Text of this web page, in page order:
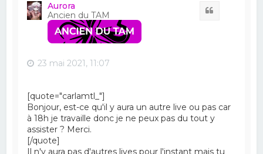
Aurora
Ancien du TAM
23 mai 2021, 11:07
[quote="carlamtl_"]
Bonjour, est-ce qu'il y aura un autre live ou pas car
à 18h je travaille donc je ne peux pas du tout y
assister ? Merci.
[/quote]
Il n'y aura pas d'autres lives pour l'instant mais tu